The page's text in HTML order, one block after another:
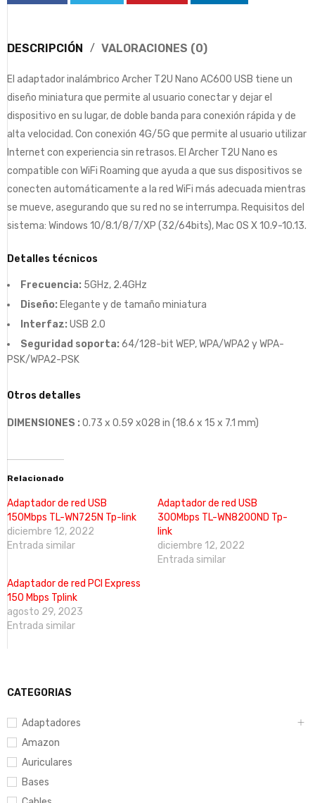
CATEGORIAS
Adaptadores
Amazon
Auriculares
Bases
DESCRIPCIÓN VALORACIONES (0)
El adaptador inalámbrico Archer T2U Nano AC600 USB tiene un
diseño miniatura que permite al usuario conectar y dejar el
dispositivo en su lugar, de doble banda para conexión rápida y de
alta velocidad. Con conexión 4G/5G que permite al usuario utilizar
Internet con experiencia sin retrasos. El Archer T2U Nano es
compatible con WiFi Roaming que ayuda a que sus dispositivos se
conecten automáticamente a la red WiFi más adecuada mientras
se mueve, asegurando que su red no se interrumpa. Requisitos del
sistema: Windows 10/8.1/8/7/XP (32/64bits), Mac OS X 10.9-10.13.
Detalles técnicos
Frecuencia: 5GHz, 2.4GHz
Diseño: Elegante y de tamaño miniatura
Interfaz: USB 2.0
Seguridad soporta: 64/128-bit WEP, WPA/WPA2 y WPA-
PSK/WPA2-PSK
Otros detalles
DIMENSIONES : 0.73 x 0.59 x028 in (18.6 x 15 x 7.1 mm)
Relacionado
Adaptador de red USB
150Mbps TL-WN725N Tp-link
diciembre 12, 2022
Entrada similar
Adaptador de red USB
300Mbps TL-WN8200ND Tp-
link
diciembre 12, 2022
Entrada similar
Adaptador de red PCI Express
150 Mbps Tplink
agosto 29, 2023
Entrada similar